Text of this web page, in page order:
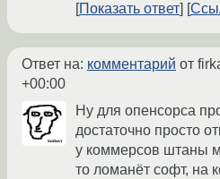
Показать ответ
Ответ на: комментарий от
+00:00
Ну для опенсорса
достаточно просто
у коммерсов штаны
то ломанёт софт, на